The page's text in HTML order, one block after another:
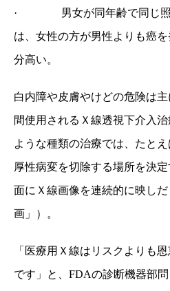
· 男女が同年齢で同じ
は、女性の方が男性よりも癌
分高い。
白内障や皮膚やけどの危険は
間使用されるＸ線透視下介入
ような種類の治療では、たと
厚性病変を切除する場所を決
面にＸ線画像を連続的に映し
画」）。
「医療用Ｘ線はリスクよりも
です」と、FDAの診断機器部問